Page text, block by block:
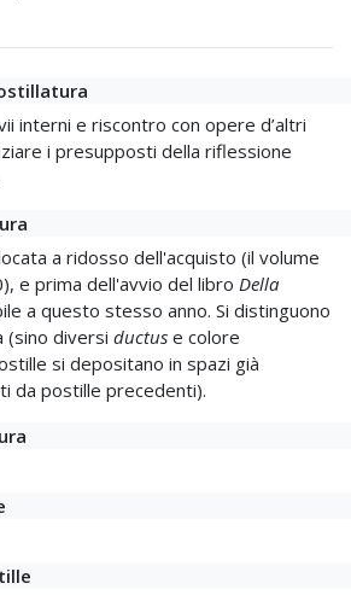
interni e riscontro con opere d’altri
i presupposti della riflessione
a ridosso dell'acquisto (il volume
e prima dell'avvio del libro Della
a questo stesso anno. Si distinguono
(sino diversi ductus e colore
si depositano in spazi già
da postille precedenti).